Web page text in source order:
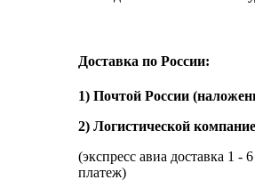
Доставка по России:
1) Почтой России
2) Логистической
(экспресс авиа доставка 1
платеж)